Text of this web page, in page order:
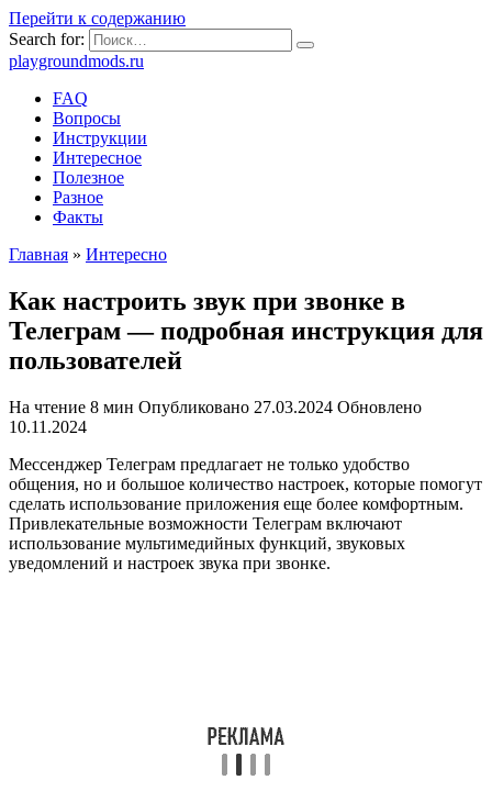
Перейти к содержанию
Search for:
playgroundmods.ru
FAQ
Вопросы
Инструкции
Интересное
Полезное
Разное
Факты
Главная » Интересно
Как настроить звук при звонке в
Телеграм — подробная инструкция для
пользователей
На чтение 8 мин Опубликовано 27.03.2024 Обновлено
10.11.2024
Мессенджер Телеграм предлагает не только удобство
общения, но и большое количество настроек, которые помогут
сделать использование приложения еще более комфортным.
Привлекательные возможности Телеграм включают
использование мультимедийных функций, звуковых
уведомлений и настроек звука при звонке.